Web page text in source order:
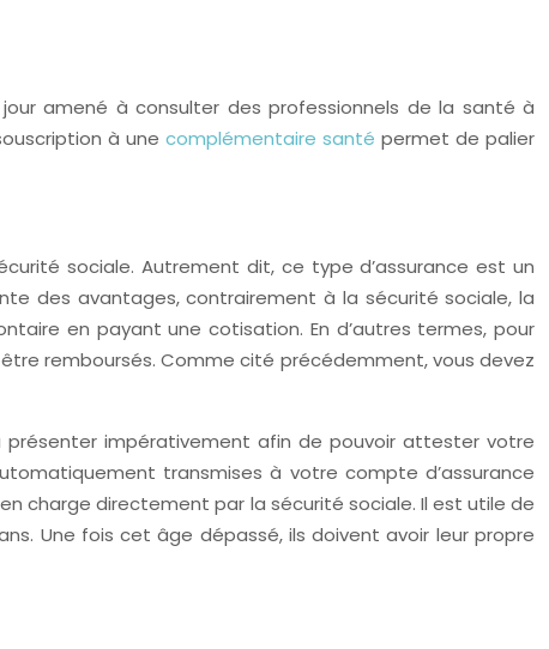
amené à consulter des professionnels de la santé à
à unecomplémentaire santé permet de palier
sociale. Autrement dit, ce type d’assurance est un
des avantages, contrairement à la sécurité sociale, la
en payant une cotisation. En d’autres termes, pour
remboursés. Comme cité précédemment, vous devez
impérativement afin de pouvoir attester votre
transmises à votre compte d’assurance
charge directement par la sécurité sociale. Il est utile de
Une fois cet âge dépassé, ils doivent avoir leur propre